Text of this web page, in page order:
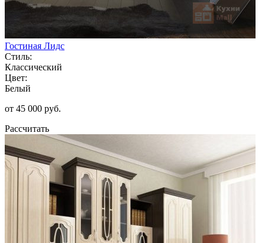
Гостиная Лидс
Стиль:
Классический
Цвет:
Белый
от 45 000 руб.
Рассчитать